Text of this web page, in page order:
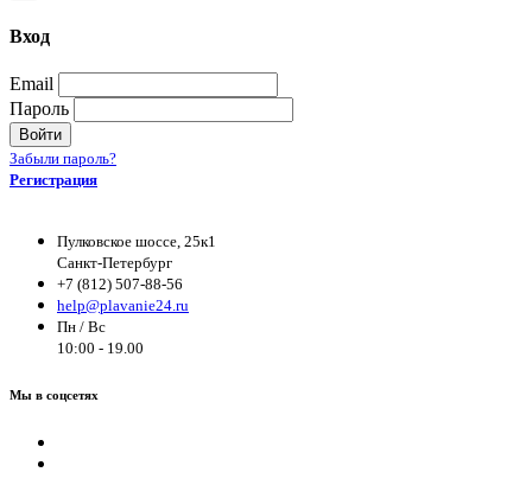
Вход
Email
Пароль
Войти
Забыли пароль?
Регистрация
Пулковское шоссе, 25к1
Санкт-Петербург
+7 (812) 507-88-56
help@plavanie24.ru
Пн / Вс
10:00 - 19.00
Мы в соцсетях